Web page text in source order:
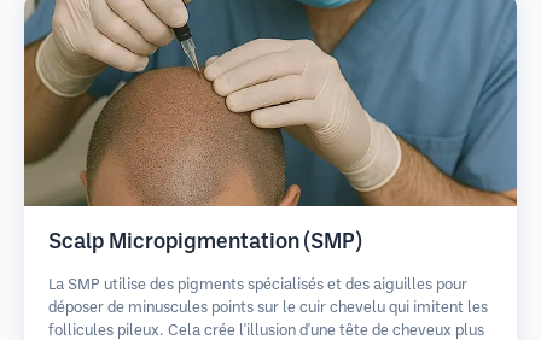
Scalp Micropigmentation (SMP)
La SMP utilise des pigments spécialisés et des aiguilles pour
déposer de minuscules points sur le cuir chevelu qui imitent les
follicules pileux. Cela crée l'illusion d'une tête de cheveux plus